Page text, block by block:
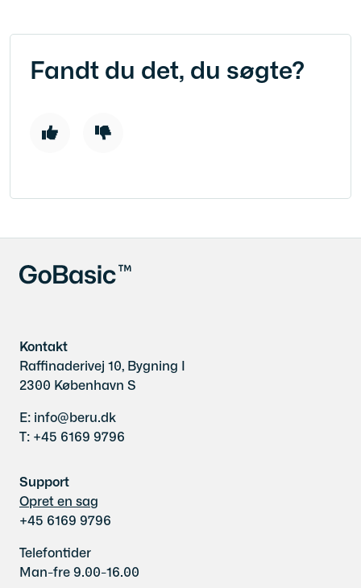
Fandt du det, du søgte?
Kontakt
Raffinaderivej 10, Bygning I
2300 København S
E: info@beru.dk
T: +45 6169 9796
Support
Opret en sag
+45 6169 9796
Telefontider
Man-fre 9.00-16.00